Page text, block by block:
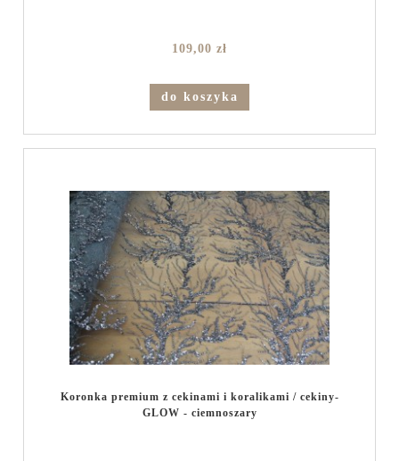
109,00 zł
do koszyka
Koronka premium z cekinami i koralikami / cekiny-
GLOW - ciemnoszary